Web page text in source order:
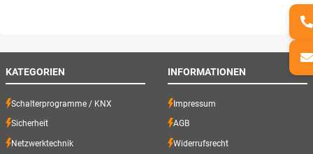
KATEGORIEN
Schalterprogramme / KNX
Sicherheit
Netzwerktechnik
INFORMATIONEN
Impressum
AGB
Widerrufsrecht